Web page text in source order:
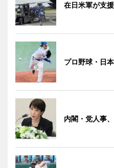
在日米軍が支
プロ野球・日
内閣・党人事